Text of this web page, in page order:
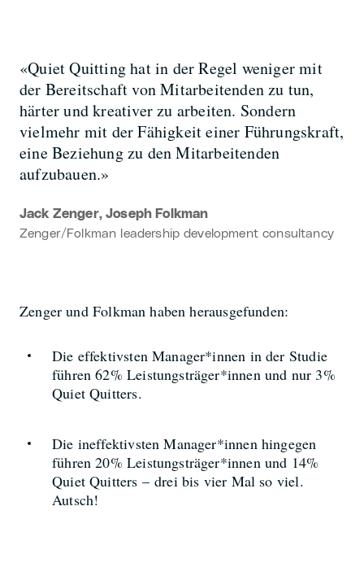
«Quiet Quitting hat in der Regel weniger mit
der Bereitschaft von Mitarbeitenden zu tun,
härter und kreativer zu arbeiten. Sondern
vielmehr mit der Fähigkeit einer Führungskraft,
eine Beziehung zu den Mitarbeitenden
aufzubauen.»
Jack Zenger, Joseph Folkman
Zenger/Folkman leadership development consultancy
Zenger und Folkman haben herausgefunden:
Die effektivsten Manager*innen in der Studie
führen 62% Leistungsträger*innen und nur 3%
Quiet Quitters.
Die ineffektivsten Manager*innen hingegen
führen 20% Leistungsträger*innen und 14%
Quiet Quitters – drei bis vier Mal so viel.
Autsch!